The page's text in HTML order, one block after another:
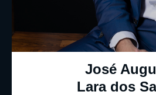
José
Lara dos